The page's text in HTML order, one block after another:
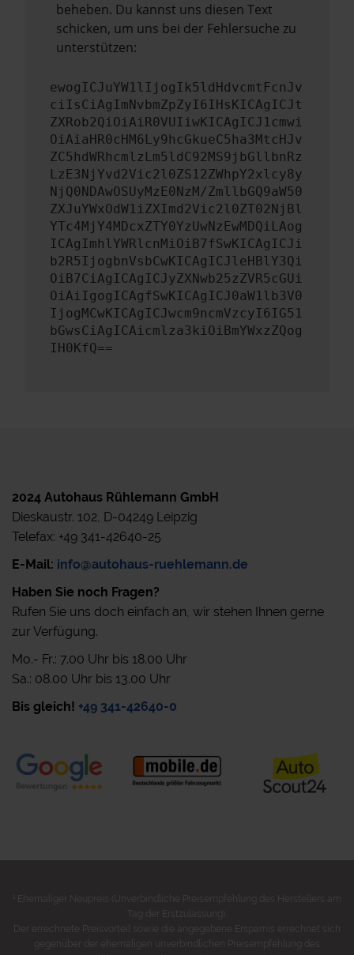
beheben. Du kannst uns diesen Text
schicken, um uns bei der Fehlersuche zu
unterstützen:
ewogICJuYW1lIjogIk5ldHdvcmtFcnJv
ciIsCiAgImNvbmZpZyI6IHsKICAgICJt
ZXRob2QiOiAiR0VUIiwKICAgICJ1cmwi
OiAiaHR0cHM6Ly9hcGkueC5ha3MtcHJv
ZC5hdWRhcmlzLm5ldC92MS9jbGllbnRz
LzE3NjYvd2Vic2l0ZS12ZWhpY2xlcy8y
NjQ0NDAwOSUyMzE0NzM/ZmllbGQ9aW50
ZXJuYWxOdW1iZXImd2Vic2l0ZT02NjBl
YTc4MjY4MDcxZTY0YzUwNzEwMDQiLAog
ICAgImhlYWRlcnMiOiB7fSwKICAgICJi
b2R5IjogbnVsbCwKICAgICJleHBlY3Qi
OiB7CiAgICAgICJyZXNwb25zZVR5cGUi
OiAiIgogICAgfSwKICAgICJ0aW1lb3V0
IjogMCwKICAgICJwcm9ncmVzcyI6IG51
bGwsCiAgICAicmlza3kiOiBmYWxzZQog
IH0KfQ==
2024 Autohaus Rühlemann GmbH
Dieskaustr. 102, D-04249 Leipzig
Telefax: +49 341-42640-25
E-Mail: info@autohaus-ruehlemann.de
Haben Sie noch Fragen?
Rufen Sie uns doch einfach an, wir stehen Ihnen gerne
zur Verfügung.
Mo.- Fr.: 7.00 Uhr bis 18.00 Uhr
Sa.: 08.00 Uhr bis 13.00 Uhr
Bis gleich! +49 341-42640-0
Ehemaliger Neupreis (Unverbindliche Preisempfehlung des Herstellers am
Tag der Erstzulassung).
Der errechnete Preisvorteil sowie die angegebene Ersparnis errechnet sich
gegenüber der ehemaligen unverbindlichen Preisempfehlung des